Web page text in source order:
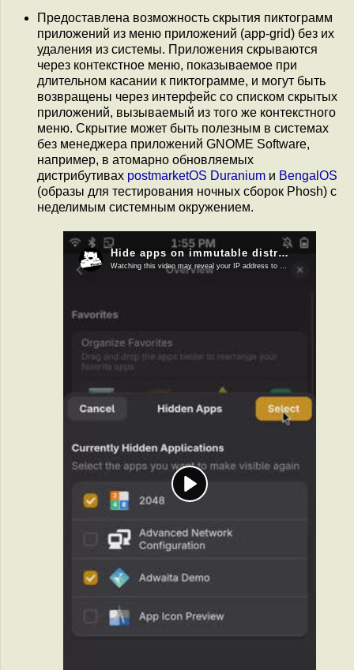
Предоставлена возможность скрытия пиктограмм
приложений из меню приложений (app-grid) без их
удаления из системы. Приложения скрываются
через контекстное меню, показываемое при
длительном касании к пиктограмме, и могут быть
возвращены через интерфейс со списком скрытых
приложений, вызываемый из того же контекстного
меню. Скрытие может быть полезным в системах
без менеджера приложений GNOME Software,
например, в атомарно обновляемых
дистрибутивах postmarketOS Duranium и BengalOS
(образы для тестирования ночных сборок Phosh) с
неделимым системным окружением.